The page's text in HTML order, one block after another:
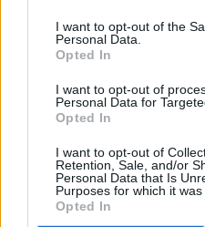
cualquier momento entrando
visitando nuestra política de
I want to opt-out of the
Personal Data.
Opted In
I want to opt-out of
Personal Data for
Opted In
I want to opt-out of
Retention, Sale, and/or
Personal Data that Is
Purposes for which it was
Opted In